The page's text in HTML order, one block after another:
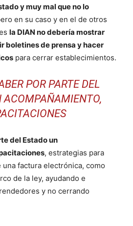
y muy mal que no lo
en su caso y en el de otros
la DIAN no debería mostrar
boletines de prensa y hacer
para cerrar establecimientos.
POR PARTE DEL
ACOMPAÑAMIENTO,
del Estado un
, estrategias para
factura electrónica, como
de la ley, ayudando e
y no cerrando